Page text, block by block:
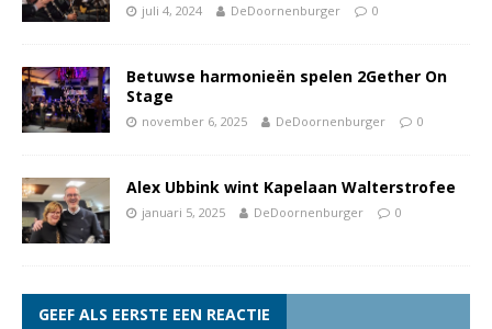
juli 4, 2024 DeDoornenburger 0
Betuwse harmonieën spelen 2Gether On
Stage
november 6, 2025 DeDoornenburger 0
Alex Ubbink wint Kapelaan Walterstrofee
januari 5, 2025 DeDoornenburger 0
GEEF ALS EERSTE EEN REACTIE